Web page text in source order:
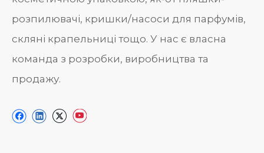
розпилювачі, кришки/насоси для парфумів,
скляні крапельниці тощо. У нас є власна
команда з розробки, виробництва та
продажу.